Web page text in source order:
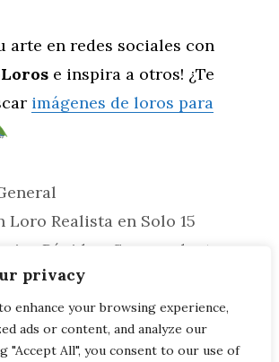
privacy
enhance your browsing experience,
ads or content, and analyze our
"Accept All", you consent to our use of
arte en redes sociales con
e inspira a otros! ¿Te
imágenes de loros para
Loro Realista en Solo 15
Rápida y Sorprendente
la ITV y a los papeleos: con el
en Granada lo
día